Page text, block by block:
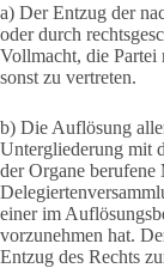
a) Der Entzug der
oder durch
Vollmacht, die Partei
sonst zu vertreten.
b) Die Auflösung
Untergliederung mit
der Organe
einer im
vorzunehmen hat.
Entzug des Rechts